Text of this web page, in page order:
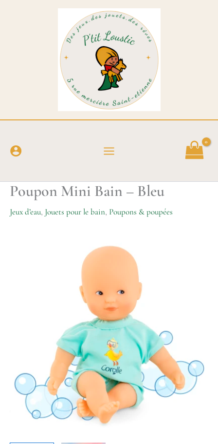
Poupon Mini Bain – Bleu
Jeux d’eau, Jouets pour le bain, Poupons & poupées